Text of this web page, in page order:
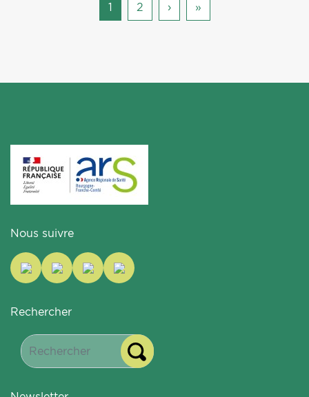
Page
courante
1 Page
2
Page
suivante
›
Dernière
page
»
Nous suivre
Rechercher